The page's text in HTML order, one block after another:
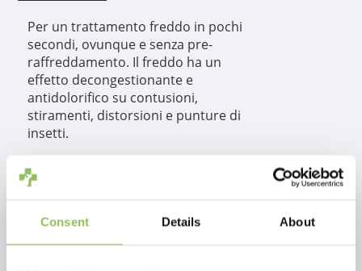
Consent Details About
Per un trattamento freddo in pochi
secondi, ovunque e senza pre-
raffreddamento. Il freddo ha un
effetto decongestionante e
antidolorifico su contusioni,
stiramenti, distorsioni e punture di
insetti.
Informazioni sul
prodotto
Per un trattamento freddo in pochi secondi, ovunque e senza pre-